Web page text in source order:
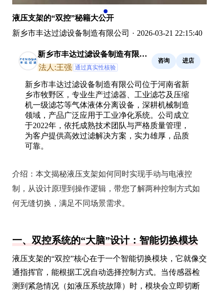
液压支架的“双控”秘籍大公开
新乡市丰达过滤设备制造有限公司 · 2026-03-21 22:15:40
新乡市丰达过滤设备制造有限公
司
法人:王强 通过真实性核验
咨询 进店
新乡市丰达过滤设备制造有限公司位于河南省新
乡市牧野区，专业生产过滤器、工业滤芯及压缩
机一级滤芯等气体液体分离设备，深耕机械制造
领域，产品广泛应用于工业净化系统。公司成立
于2022年，依托成熟技术团队与严格质量管理，
为客户提供高效过滤解决方案，实力雄厚，品质
可靠。
介绍： 本文揭秘液压支架如何同时实现手动与电液控
制，从设计原理到操作逻辑，带您了解两种控制方式如
何无缝切换，满足不同场景需求。
一、双控系统的“大脑”设计：智能切换模块
液压支架的“双控”核心在于一个智能切换模块，它就像交
通指挥官，能根据工况自动选择控制方式。当传感器检
测到紧急情况（如液压系统故障）时，模块会立即切断